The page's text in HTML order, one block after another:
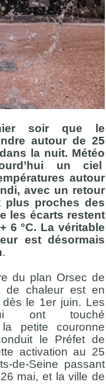
soir que le
autour de 25
la nuit. Météo
un ciel
autour
avec un retour
plus proches des
les écarts restent
6 °C. La véritable
est désormais
.
du plan Orsec de
de chaleur est en
le 1er juin. Les
ont touché
petite couronne
le Préfet de
activation au 25
de-Seine passant
mai, et la ville de